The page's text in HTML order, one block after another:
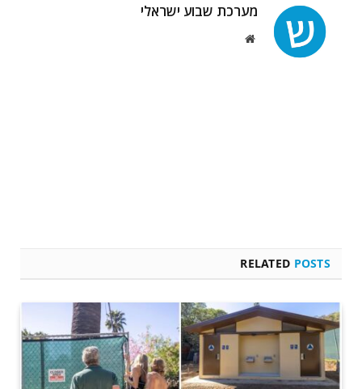
מערכת שבוע ישראלי
Website
RELATED POSTS